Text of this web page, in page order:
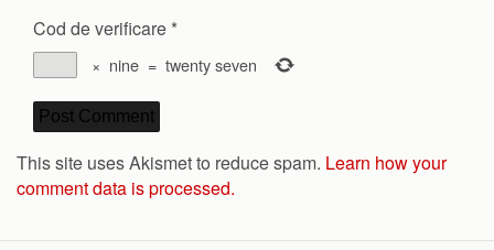
Cod de verificare *
× nine = twenty seven
This site uses Akismet to reduce spam. Learn how your
comment data is processed.